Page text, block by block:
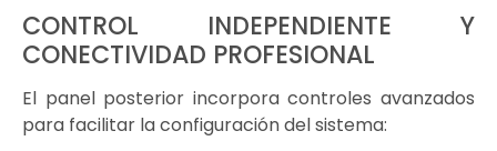
CONTROL INDEPENDIENTE Y
CONECTIVIDAD PROFESIONAL
El panel posterior incorpora controles avanzados
para facilitar la configuración del sistema: